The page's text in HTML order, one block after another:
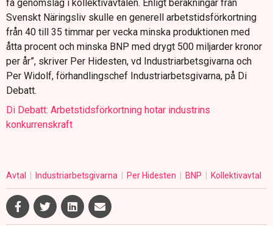
få genomslag i kollektivavtalen. Enligt beräkningar från
Svenskt Näringsliv skulle en generell arbetstidsförkortning
från 40 till 35 timmar per vecka minska produktionen med
åtta procent och minska BNP med drygt 500 miljarder kronor
per år”, skriver Per Hidesten, vd Industriarbetsgivarna och
Per Widolf, förhandlingschef Industriarbetsgivarna, på Di
Debatt.
Di Debatt: Arbetstidsförkortning hotar industrins
konkurrenskraft
Avtal Industriarbetsgivarna Per Hidesten BNP Kollektivavtal